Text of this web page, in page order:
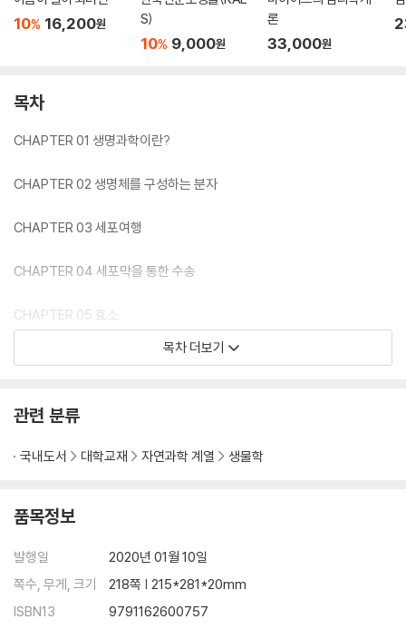
10% 16,200원
S)
10% 9,000원
론
33,000원
목차
CHAPTER 01 생명과학이란?
CHAPTER 02 생명체를 구성하는 분자
CHAPTER 03 세포여행
CHAPTER 04 세포막을 통한 수송
CHAPTER 05 효소
CHAPTER 11 생식의학
CHAPTER 12 재미있는 현대생명과학
목차 더보기
관련 분류
국내도서 대학교재 자연과학 계열 생물학
품목정보
발행일
2020년 01월 10일
쪽수, 무게, 크기
218쪽 | 215*281*20mm
ISBN13
9791162600757